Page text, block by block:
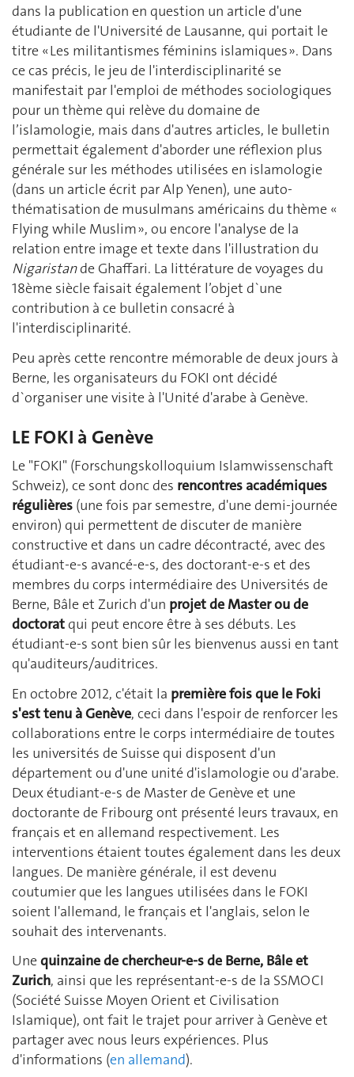
dans la publication en question un article d'une
étudiante de l'Université de Lausanne, qui portait le
titre « Les militantismes féminins islamiques ». Dans
ce cas précis, le jeu de l'interdisciplinarité se
manifestait par l'emploi de méthodes sociologiques
pour un thème qui relève du domaine de
l’islamologie, mais dans d'autres articles, le bulletin
permettait également d'aborder une réflexion plus
générale sur les méthodes utilisées en islamologie
(dans un article écrit par Alp Yenen), une auto-
thématisation de musulmans américains du thème «
Flying while Muslim », ou encore l'analyse de la
relation entre image et texte dans l'illustration du
Nigaristande Ghaffari. La littérature de voyages du
18ème siècle faisait également l’objet d`une
contribution à ce bulletin consacré à
l'interdisciplinarité.
Peu après cette rencontre mémorable de deux jours à
Berne, les organisateurs du FOKI ont décidé
d`organiser une visite à l'Unité d'arabe à Genève.
LE FOKI à Genève
Le "FOKI" (Forschungskolloquium Islamwissenschaft
Schweiz), ce sont donc des rencontres académiques
régulières (une fois par semestre, d'une demi-journée
environ) qui permettent de discuter de manière
constructive et dans un cadre décontracté, avec des
étudiant-e-s avancé-e-s, des doctorant-e-s et des
membres du corps intermédiaire des Universités de
Berne, Bâle et Zurich d'un projet de Master ou de
doctorat qui peut encore être à ses débuts. Les
étudiant-e-s sont bien sûr les bienvenus aussi en tant
qu'auditeurs/auditrices.
En octobre 2012, c'était la première fois que le Foki
s'est tenu à Genève, ceci dans l'espoir de renforcer les
collaborations entre le corps intermédiaire de toutes
les universités de Suisse qui disposent d'un
département ou d'une unité d'islamologie ou d'arabe.
Deux étudiant-e-s de Master de Genève et une
doctorante de Fribourg ont présenté leurs travaux, en
français et en allemand respectivement. Les
interventions étaient toutes également dans les deux
langues. De manière générale, il est devenu
coutumier que les langues utilisées dans le FOKI
soient l'allemand, le français et l'anglais, selon le
souhait des intervenants.
Unequinzaine de chercheur-e-s de Berne, Bâle et
Zurich, ainsi que les représentant-e-s de la SSMOCI
(Société Suisse Moyen Orient et Civilisation
Islamique), ont fait le trajet pour arriver à Genève et
partager avec nous leurs expériences. Plus
d'informations (en allemand).